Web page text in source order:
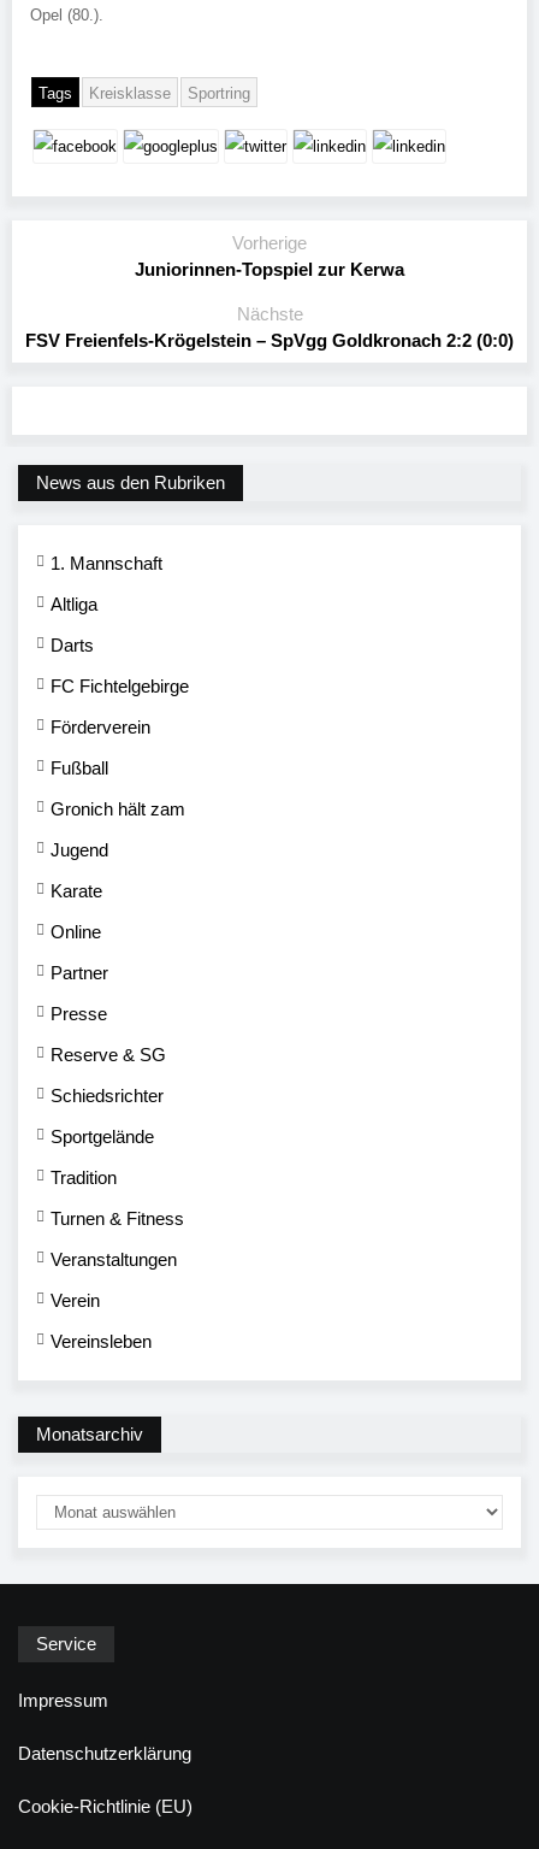
Opel (80.).
Tags Kreisklasse Sportring
Vorherige
Juniorinnen-Topspiel zur Kerwa
Nächste
FSV Freienfels-Krögelstein – SpVgg Goldkronach 2:2 (0:0)
News aus den Rubriken
1. Mannschaft
Altliga
Darts
FC Fichtelgebirge
Förderverein
Fußball
Gronich hält zam
Jugend
Karate
Online
Partner
Presse
Reserve & SG
Schiedsrichter
Sportgelände
Tradition
Turnen & Fitness
Veranstaltungen
Verein
Vereinsleben
Monatsarchiv
Service
Impressum
Datenschutzerklärung
Cookie-Richtlinie (EU)